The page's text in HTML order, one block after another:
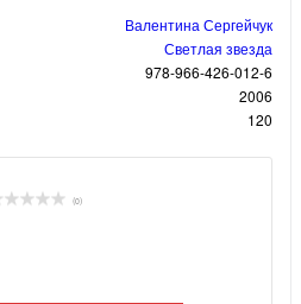
Валентина Сергейчук
Светлая звезда
978-966-426-012-6
2006
120
(0)